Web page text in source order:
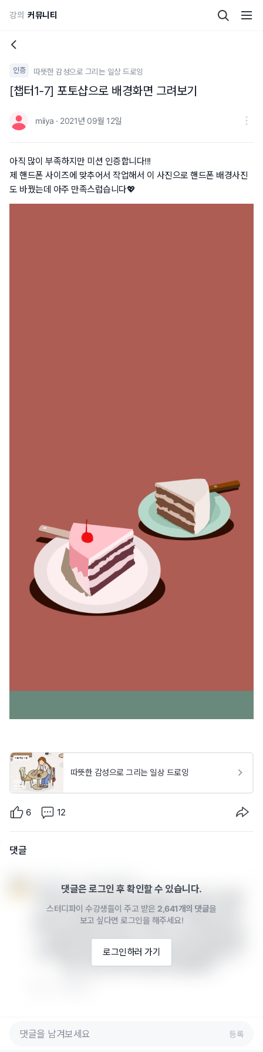
강의 커뮤니티
인증 따뜻한 감성으로 그리는 일상 드로잉
[챕터1-7] 포토샵으로 배경화면 그려보기
miiya · 2021년 09월 12일
아직 많이 부족하지만 미션 인증합니다!!!
제 핸드폰 사이즈에 맞추어서 작업해서 이 사진으로 핸드폰 배경사진
도 바꿨는데 아주 만족스럽습니다💖
따뜻한 감성으로 그리는 일상 드로잉
6 12
댓글
움드로잉코치 · 2021년 09월 13일
우와! miiya님 최고! 인증 너무 좋아요. 커뮤니티 게시판
이 생기고 언제 쯤 인증이 올라 올까 기다렸는데  정말
좋네요. 앞으로의 남은 강의 그림도 너무 기대가 됩니다.
^.^ 1강에서 배우는 마우스로 그리는 그림은 간단한 인물
을 응용해서 정말 재미있어요. 응용작도 연습하면서 포
토샵 드로잉 정복 꼭하세요!! 응원할게요!
댓글은 로그인 후 확인할 수 있습니다.
스터디파이 수강생들이 주고 받은 2,641개의 댓글을
보고 싶다면 로그인을 해주세요!
로그인하러 가기
등록